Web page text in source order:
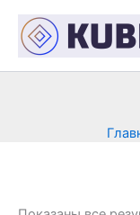
содержимому